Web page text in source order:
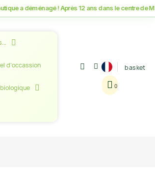
a déménagé ! Après 12 ans dans le centre de
d'occassion basket